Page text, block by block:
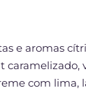
porque o
pode ser
por cerca de
e aromas
caramelizado,
com lima,